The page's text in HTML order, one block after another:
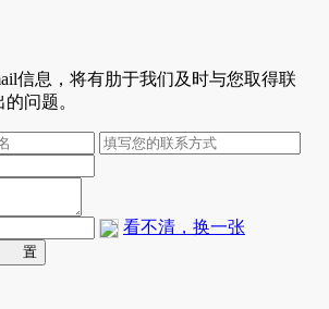
信息，将有肋于我们及时与您取得联
问题。
看不清，换一张